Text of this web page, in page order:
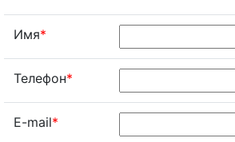
Имя*
Телефон*
E-mail*